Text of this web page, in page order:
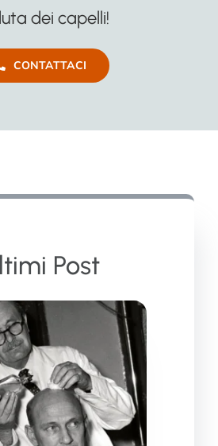
dei capelli!
CONTATTACI
Post